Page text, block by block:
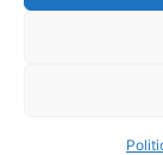
Foto: